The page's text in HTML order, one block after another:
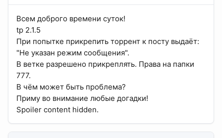
Всем доброго времени суток!
tp 2.1.5
При попытке прикрепить торрент к посту выдаёт:
"Не указан режим сообщения".
В ветке разрешено прикреплять. Права на папки
777.
В чём может быть проблема?
Приму во внимание любые догадки!
Spoiler content hidden.